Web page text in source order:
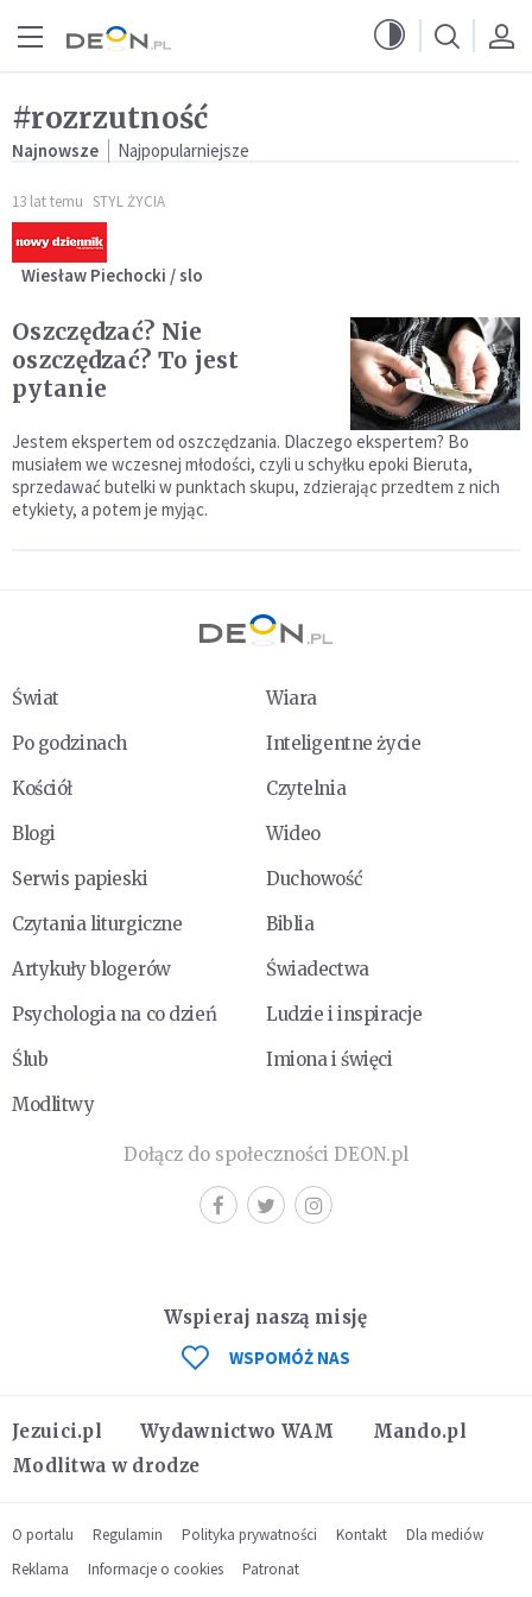
#rozrzutność
Najnowsze Najpopularniejsze
13 lat temu STYL ŻYCIA
Wiesław Piechocki / slo
Oszczędzać? Nie
oszczędzać? To jest
pytanie
Jestem ekspertem od oszczędzania. Dlaczego ekspertem? Bo
musiałem we wczesnej młodości, czyli u schyłku epoki Bieruta,
sprzedawać butelki w punktach skupu, zdzierając przedtem z nich
etykiety, a potem je myjąc.
Świat
Wiara
Po godzinach
Inteligentne życie
Kościół
Czytelnia
Blogi
Wideo
Serwis papieski
Duchowość
Czytania liturgiczne
Biblia
Artykuły blogerów
Świadectwa
Psychologia na co dzień
Ludzie i inspiracje
Ślub
Imiona i święci
Modlitwy
Dołącz do społeczności DEON.pl
Jezuici.pl Wydawnictwo WAM
Mando.pl
Modlitwa w drodze
Wspieraj naszą misję
WSPOMÓŻ NAS
O portalu Regulamin Polityka prywatności Kontakt
Dla mediów
Reklama
Informacje o cookies Patronat